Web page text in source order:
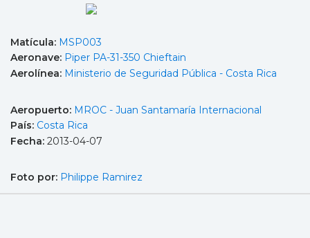
Matícula: MSP003
Aeronave: Piper PA-31-350 Chieftain
Aerolínea: Ministerio de Seguridad Pública - Costa Rica
Aeropuerto: MROC - Juan Santamaría Internacional
País: Costa Rica
Fecha: 2013-04-07
Foto por: Philippe Ramirez